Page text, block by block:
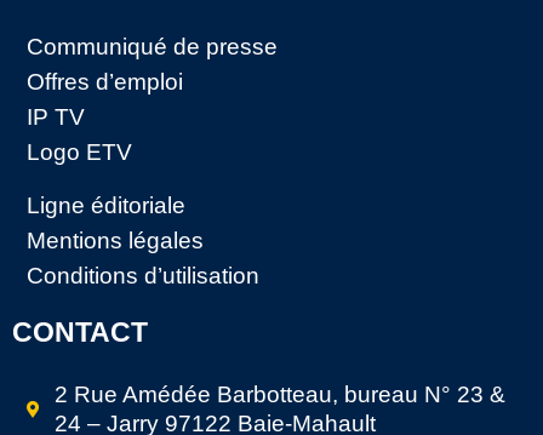
Communiqué de presse
Offres d’emploi
IP TV
Logo ETV
Ligne éditoriale
Mentions légales
Conditions d’utilisation
CONTACT
2 Rue Amédée Barbotteau, bureau N° 23 &
24 – Jarry 97122 Baie-Mahault